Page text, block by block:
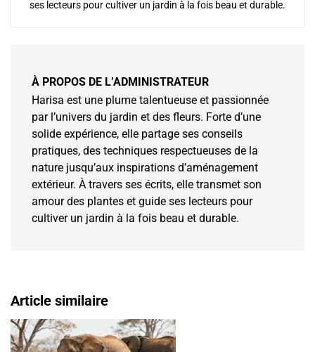
ses lecteurs pour cultiver un jardin à la fois beau et durable.
À PROPOS DE L’ADMINISTRATEUR
Harisa est une plume talentueuse et passionnée
par l’univers du jardin et des fleurs. Forte d’une
solide expérience, elle partage ses conseils
pratiques, des techniques respectueuses de la
nature jusqu’aux inspirations d’aménagement
extérieur. À travers ses écrits, elle transmet son
amour des plantes et guide ses lecteurs pour
cultiver un jardin à la fois beau et durable.
Article similaire